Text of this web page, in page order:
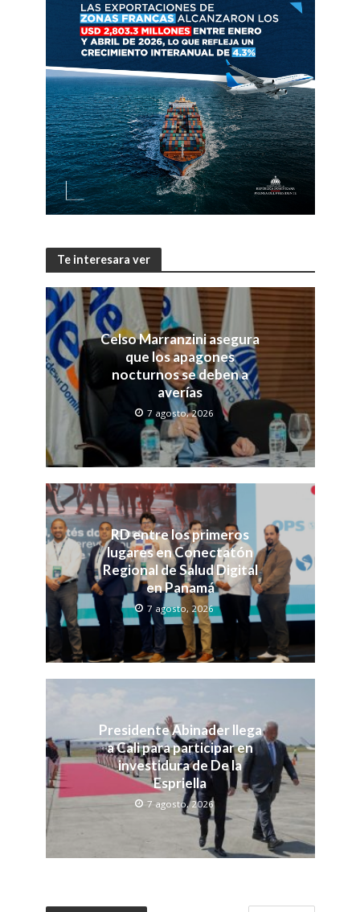
Te interesara ver
Celso Marranzini asegura
que los apagones
nocturnos se deben a
averías
7 agosto, 2026
RD entre los primeros
lugares en Conectatón
Regional de Salud Digital
en Panamá
7 agosto, 2026
Presidente Abinader llega
a Cali para participar en
investidura de De la
Espriella
7 agosto, 2026